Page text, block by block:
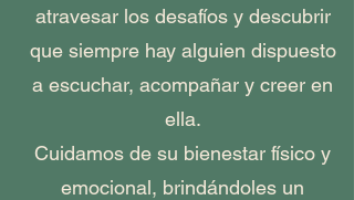
atravesar los desafíos y descubrir
que siempre hay alguien dispuesto
a escuchar, acompañar y creer en
ella.
Cuidamos de su bienestar físico y
emocional, brindándoles un